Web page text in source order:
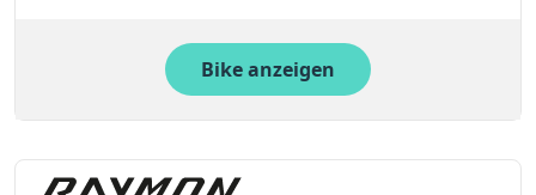
Bike anzeigen